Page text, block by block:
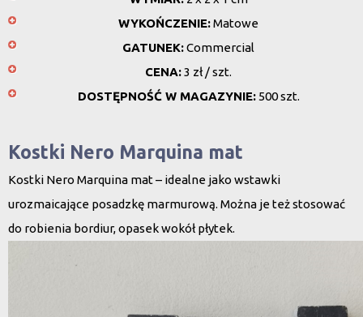
WYKOŃCZENIE:Matowe
GATUNEK:Commercial
CENA:3 zł / szt.
DOSTĘPNOŚĆ W MAGAZYNIE:500 szt.
Kostki Nero Marquina mat
Kostki Nero Marquina mat – idealne jako wstawki
urozmaicające posadzkę marmurową. Można je też stosować
do robienia bordiur, opasek wokół płytek.